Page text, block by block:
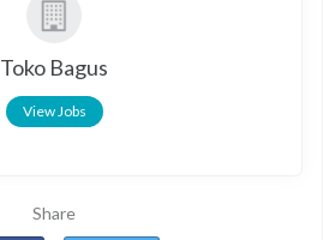
Toko Bagus
View Jobs
Share